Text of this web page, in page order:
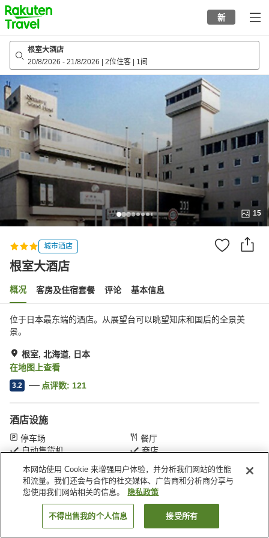
to
top
page
新
根室大酒店
20/8/2026 - 21/8/2026 2位住客 1间
15
城市酒店
根室大酒店
概况 客房及住宿套餐 评论 基本信息
位于日本最东端的酒店。从展望台可以眺望知床和国后的全景美
景。
根室, 北海道, 日本
在地图上查看
3.2 点评数: 121
酒店设施
停车场
餐厅
自动售货机
商店
首页 日本 北海道 根室 根室大酒店
搜索客房
本网站使用 Cookie 来增强用户体验，并分析我们网站的性能
和流量。我们还会与合作的社交媒体、广告商和分析商分享与
您使用我们网站相关的信息。
隐私政策
不得出售我的个人信息 接受所有